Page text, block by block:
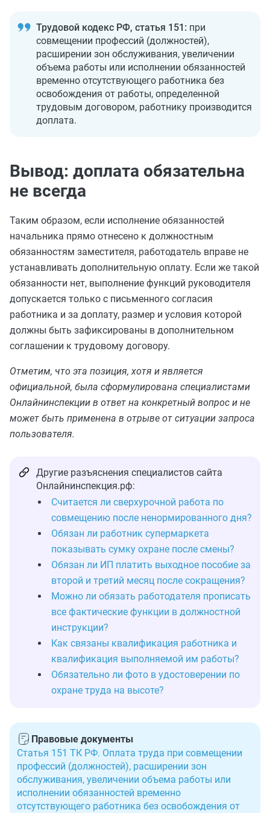
Трудовой кодекс РФ, статья 151: при
совмещении профессий (должностей),
расширении зон обслуживания, увеличении
объема работы или исполнении обязанностей
временно отсутствующего работника без
освобождения от работы, определенной
трудовым договором, работнику производится
доплата.
Вывод: доплата обязательна
не всегда
Таким образом, если исполнение обязанностей
начальника прямо отнесено к должностным
обязанностям заместителя, работодатель вправе не
устанавливать дополнительную оплату. Если же такой
обязанности нет, выполнение функций руководителя
допускается только с письменного согласия
работника и за доплату, размер и условия которой
должны быть зафиксированы в дополнительном
соглашении к трудовому договору.
Отметим, что эта позиция, хотя и является
официальной, была сформулирована специалистами
Онлайнинспекции в ответ на конкретный вопрос и не
может быть применена в отрыве от ситуации запроса
пользователя.
Другие разъяснения специалистов сайта
Онлайнинспекция.рф:
Считается ли сверхурочной работа по
совмещению после ненормированного дня?
Обязан ли работник супермаркета
показывать сумку охране после смены?
Обязан ли ИП платить выходное пособие за
второй и третий месяц после сокращения?
Можно ли обязать работодателя прописать
все фактические функции в должностной
инструкции?
Как связаны квалификация работника и
квалификация выполняемой им работы?
Обязательно ли фото в удостоверении по
охране труда на высоте?
Правовые документы
Статья 151 ТК РФ. Оплата труда при совмещении
профессий (должностей), расширении зон
обслуживания, увеличении объема работы или
исполнении обязанностей временно
отсутствующего работника без освобождения от